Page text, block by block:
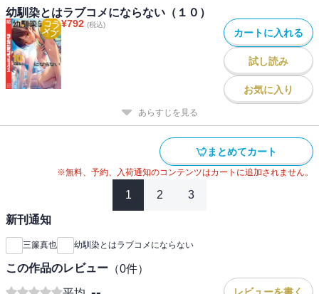
幼馴染とはラブコメにならない（１０）
¥792 (税込)
カートに入れる
試し読み
お気に入り
あらすじを見る
まとめてカート
※無料、予約、入荷通知のコンテンツはカートに追加されません。
1 2 3
新刊通知
三簾真也 幼馴染とはラブコメにならない
この作品のレビュー （0件）